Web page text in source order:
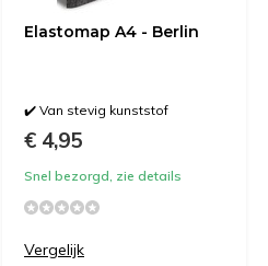
Elastomap A4 - Berlin
✔️ Van stevig kunststof
€ 4,95
Snel bezorgd, zie details
Vergelijk